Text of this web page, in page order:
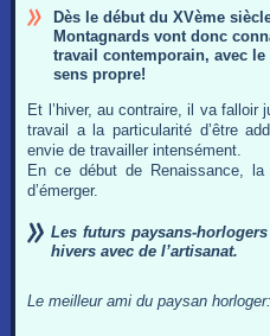
Dès le début du XVème
Montagnards vont donc
travail contemporain, avec le
sens propre!
Et l’hiver, au contraire, il va falloir
travail a la particularité d’être
envie de travailler intensément.
En ce début de Renaissance,
d’émerger.
Les futurs paysans-
hivers avec de l’artisanat.
Le meilleur ami du paysan